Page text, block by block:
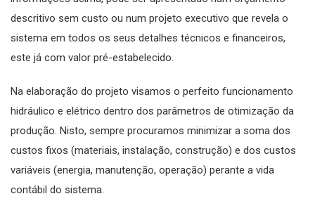
descritivo sem custo ou num projeto executivo que revela o
sistema em todos os seus detalhes técnicos e financeiros,
este já com valor pré-estabelecido.
Na elaboração do projeto visamos o perfeito funcionamento
hidráulico e elétrico dentro dos parâmetros de otimização da
produção. Nisto, sempre procuramos minimizar a soma dos
custos fixos (materiais, instalação, construção) e dos custos
variáveis (energia, manutenção, operação) perante a vida
contábil do sistema.